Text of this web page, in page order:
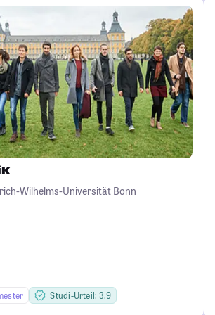
Wilhelms-Universität Bonn
Studi-Urteil: 3.9